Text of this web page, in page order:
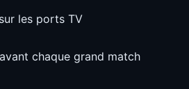
les ports TV
chaque grand match